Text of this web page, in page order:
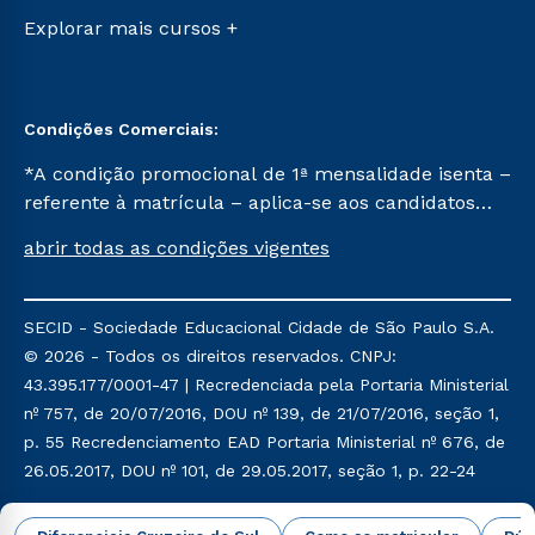
Vestibular Mérito
Vestibular Solidário
Canais de Atendimento
Explorar mais cursos +
Condições Comerciais:
*A condição promocional de 1ª mensalidade isenta –
referente à matrícula – aplica-se aos candidatos
na prova on-line ou agendada, que ofertam bolsas
semestre vigente, que ainda não tenham efetivado
e/ou não tenham cancelado ou trancado sua
matrícula em uma das Instituições da Cruzeiro do
Sul Educacional, no período de um ano. Tais
condições não se aplicam aos cursos de Medicina, e
também para matriculados via FIES, Prouni e
acumula com nenhuma outra campanha ofertada
abrir todas as condições vigentes
SECID - Sociedade Educacional Cidade de São Paulo S.A.
© 2026 - Todos os direitos reservados. CNPJ:
43.395.177/0001-47 | Recredenciada pela Portaria Ministerial
nº 757, de 20/07/2016, DOU nº 139, de 21/07/2016, seção 1,
p. 55 Recredenciamento EAD Portaria Ministerial nº 676, de
26.05.2017, DOU nº 101, de 29.05.2017, seção 1, p. 22-24
Política de Privacidade Política de Cookies